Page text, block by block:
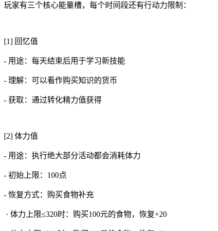
玩家有三个核心能量槽，每个时间段还有行动力限制：
[1] 回忆值
- 用途：每天结束后用于学习新技能
- 理解：可以看作购买知识的货币
- 获取：通过转化精力值获得
[2] 体力值
- 用途：执行绝大部分活动都会消耗体力
- 初始上限：100点
- 恢复方式：购买食物补充
· 体力上限≤320时：购买100元的食物，恢复+20